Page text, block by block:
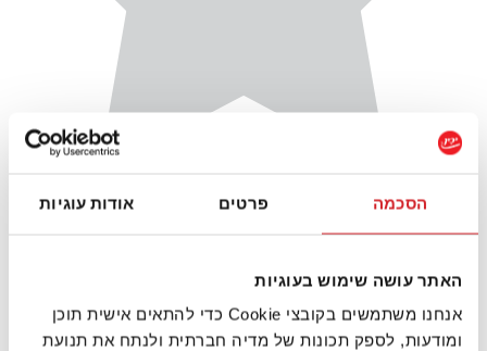
הסכמה פרטים אודות עוגיות
האתר עושה שימוש בעוגיות
אנחנו משתמשים בקובצי Cookie כדי להתאים אישית תוכן
ומודעות, לספק תכונות של מדיה חברתית ולנתח את תנועת